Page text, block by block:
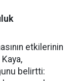
etkilerinin
belirtti: